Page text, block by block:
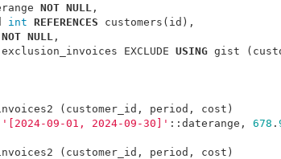
NOT NULL ,
int REFERENCES customers ( id ),
NOT NULL ,
exclusion_invoices EXCLUDE USING gist (
( customer_id , period , cost )
'[2024-09-01, 2024-09-30]' ::daterange , 678 .
( customer_id , period , cost )